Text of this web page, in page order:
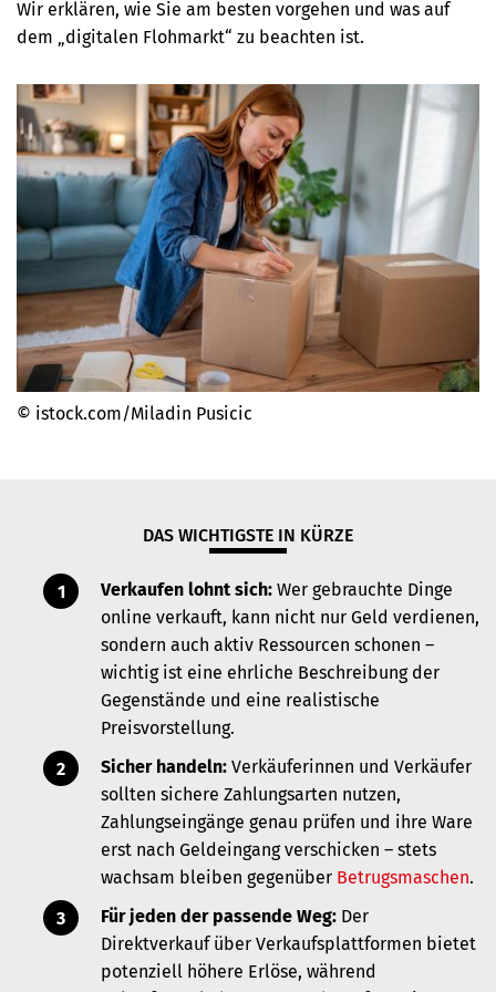
Wir erklären, wie Sie am besten vorgehen und was auf
dem „digitalen Flohmarkt“ zu beachten ist.
© istock.com/Miladin Pusicic
DAS WICHTIGSTE IN KÜRZE
Verkaufen lohnt sich: Wer gebrauchte Dinge
online verkauft, kann nicht nur Geld verdienen,
sondern auch aktiv Ressourcen schonen –
wichtig ist eine ehrliche Beschreibung der
Gegenstände und eine realistische
Preisvorstellung.
Sicher handeln: Verkäuferinnen und Verkäufer
sollten sichere Zahlungsarten nutzen,
Zahlungseingänge genau prüfen und ihre Ware
erst nach Geldeingang verschicken – stets
wachsam bleiben gegenüber Betrugsmaschen.
Für jeden der passende Weg: Der
Direktverkauf über Verkaufsplattformen bietet
potenziell höhere Erlöse, während